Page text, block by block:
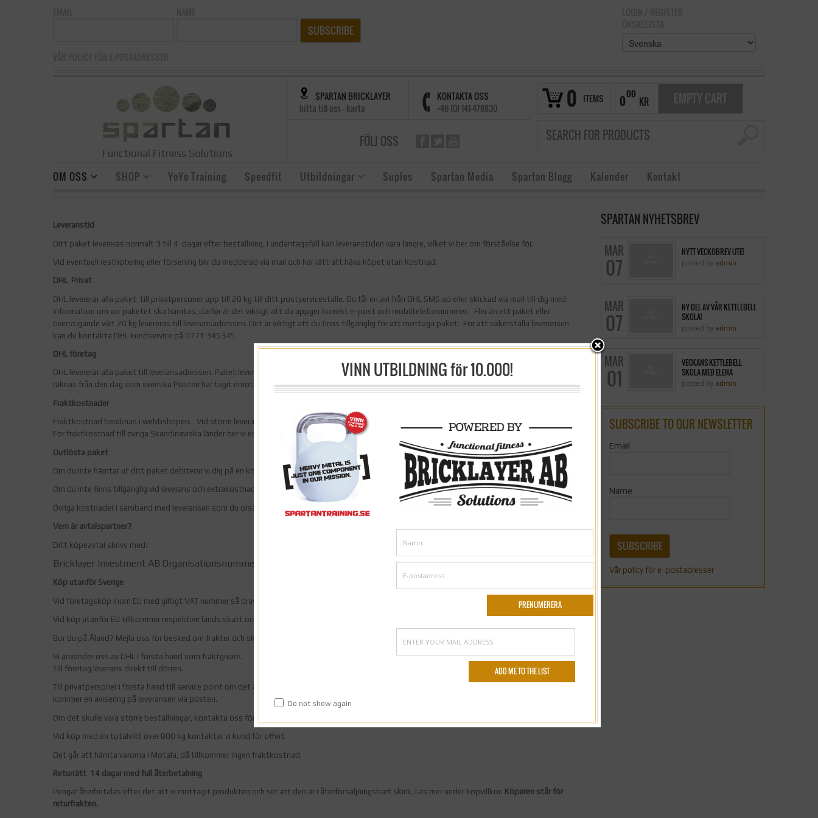
SUBSCRIBE
Functional Fitness Solutions
0 ITEMS 000
KR EMPTY CART
SPARTAN BRICKLAYER
hitta till oss - karta
KONTAKTA OSS
+46 (0) 141-478830
FÖLJ OSS
OM OSS SHOP YoYo Training Speedfit Utbildningar Suples Spartan Media Spartan Blogg Kalender Kontakt
Leveranstid
Ditt paket levereras normalt 3 till 4 dagar efter beställning. I undantagsfall kan leveranstiden vara längre, vilket vi ber om förståelse för.
Vid eventuell restnotering eller försening blir du meddelad via mail och har rätt att häva köpet utan kostnad.
DHL Privat
DHL levererar alla paket till privatpersoner upp till 20 kg till ditt postserviceställe. Du får en avi från DHL SMS.ad eller skickad via mail till dig med
information om var paketet ska hämtas, därför är det viktigt att du uppger korrekt e-post och mobiltelefonnummer. Fler än ett paket eller
överstigande vikt 20 kg levereras till leveransadressen. Det är viktigt att du finns tillgänglig för att mottaga paket. För att säkerställa leveransen
kan du kontakta DHL kundservice på 0771 345345
DHL företag
DHL levererar alla paket till leveransadressen. Paket levereras till mottagaren nästa dag före kl.17:00 helgfri måndag – fredag. Observera att det
räknas från den dag som svenska Posten har tagit emot paketet. Detta leveranssätt är endast tillgängligt för företag
Fraktkostnader
Fraktkostnad beräknas i webbshopen. Vid större leveranser eller leverans utom Norden begär offert. Fraktavgifterna avser leveranser inom Sverige.
För fraktkostnad till övriga Skandinaviska länder ber vi er kontakta vår kundservice
Outlösta paket
Om du inte hämtar ut ditt paket debiterar vi dig på en kostnad av 249 SEK.
Om du inte finns tillgänglig vid leverans och extrakostnader uppstår är du skyldig att betala dessa
Övriga kostnader i samband med leveransen som du orsakat ansvarar du som kund för.
Vem är avtalspartner?
Ditt köpeavtal skrivs med:
Bricklayer Investment AB Organisationsnummer: 556774 3256
Köp utanför Sverige
Vid företagsköp inom EU med giltigt VAT nummer så dras den svenska momsen av.
Vid köp utanför EU tillkommer respektive lands skatt och tullavgift. Detta faktureras separat av fraktbolaget.
Bor du på Åland? Mejla oss för besked om frakter och skatt
Vi använder oss av DHL i första hand som fraktgivare.
Till företag leverans direkt till dörren.
Till privatpersoner i första hand till service point om det är ett paket med max 20 kg. Skulle paketet vara tyngre eller om det är ett postförskott
kommer en avisering på leveransen via posten.
Om det skulle vara större beställningar, kontakta oss för pris på bästa frakt
Vid köp med en totalvikt över 800 kg kontaktar vi kund för offert
Det går att hämta varorna i Motala, då tillkommer ingen fraktkostnad.
Returrätt 14 dagar med full återbetalning
Pengar återbetalas efter det att vi mottagit produkten och ser att den är i återförsäljningsbart skick. Läs mer under köpvillkor. Köparen står för
returfrakten.
SPARTAN NYHETSBREV
MAR
07
NYTT VECKOBREV UTE!
posted by admin
MAR
07
NY DEL AV VÅR KETTLEBELL
SKOLA!
posted by admin
MAR
01
VECKANS KETTLEBELL
SKOLA MED ELENA
posted by admin
SUBSCRIBE TO OUR NEWSLETTER
Email
Name
SUBSCRIBE
Vår policy för e-postadresser
VINN UTBILDNING för 10.000!
Do not show again